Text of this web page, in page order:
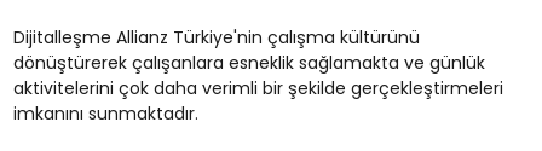
Dijitalleşme Allianz Türkiye'nin çalışma kültürünü
dönüştürerek çalışanlara esneklik sağlamakta ve günlük
aktivitelerini çok daha verimli bir şekilde gerçekleştirmeleri
imkanını sunmaktadır.